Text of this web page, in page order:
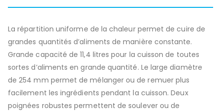
La répartition uniforme de la chaleur permet de cuire de
grandes quantités d’aliments de manière constante.
Grande capacité de 11,4 litres pour la cuisson de toutes
sortes d’aliments en grande quantité. Le large diamètre
de 254 mm permet de mélanger ou de remuer plus
facilement les ingrédients pendant la cuisson. Deux
poignées robustes permettent de soulever ou de